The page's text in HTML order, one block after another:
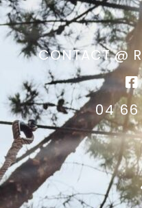
CONTACT @
04 66